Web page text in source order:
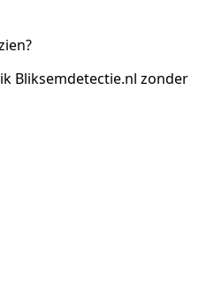
Bliksemdetectie.nl zonder